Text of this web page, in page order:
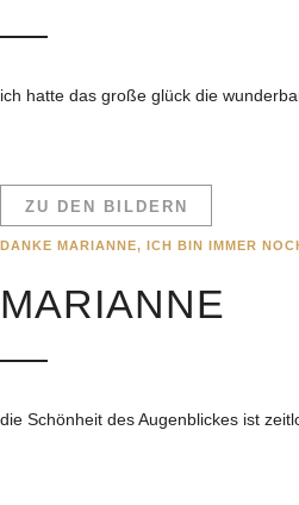
ich hatte das große glück die
ZU DEN BILDERN
DANKE MARIANNE, ICH BIN IMMER
MARIANNE
die Schönheit des Augenblickes ist